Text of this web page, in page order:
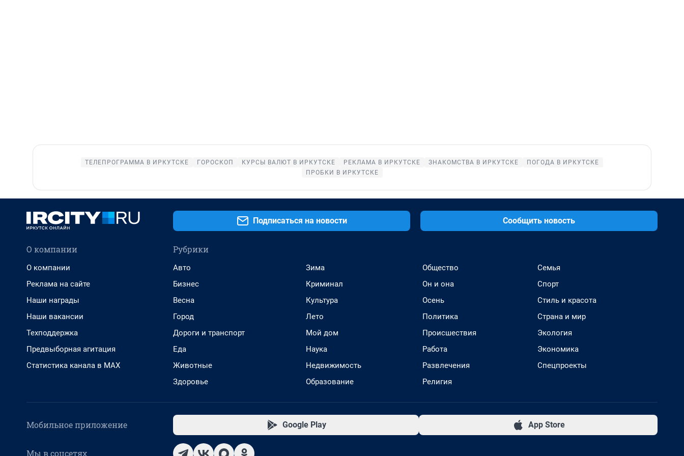
ТЕЛЕПРОГРАММА В ИРКУТСКЕ ГОРОСКОП КУРСЫ ВАЛЮТ В ИРКУТСКЕ РЕКЛАМА В ИРКУТСКЕ ЗНАКОМСТВА В ИРКУТСКЕ
ПОГОДА В ИРКУТСКЕ
ПРОБКИ В ИРКУТСКЕ
Подписаться на новости Сообщить новость
О компании
О компании
Реклама на сайте
Наши награды
Наши вакансии
Техподдержка
Предвыборная агитация
Статистика канала в MAX
Рубрики
Авто
Бизнес
Весна
Город
Дороги и транспорт
Еда
Животные
Здоровье
Зима
Криминал
Культура
Лето
Мой дом
Наука
Недвижимость
Образование
Общество
Он и она
Осень
Политика
Происшествия
Работа
Развлечения
Религия
Семья
Спорт
Стиль и красота
Страна и мир
Экология
Экономика
Спецпроекты
Мобильное приложение Google Play App Store
Мы в соцсетях